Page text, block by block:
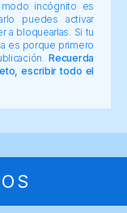
incógnito es
puedes activar
a bloquearlas. Si tu
es porque primero
Recuerda
escribir todo el